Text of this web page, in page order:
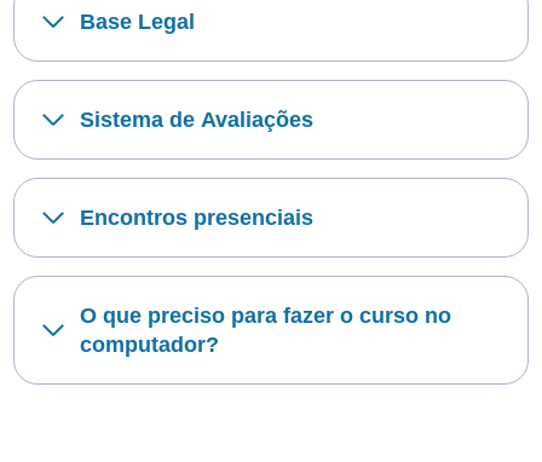
Base Legal
Sistema de Avaliações
Encontros presenciais
O que preciso para fazer o curso no
computador?